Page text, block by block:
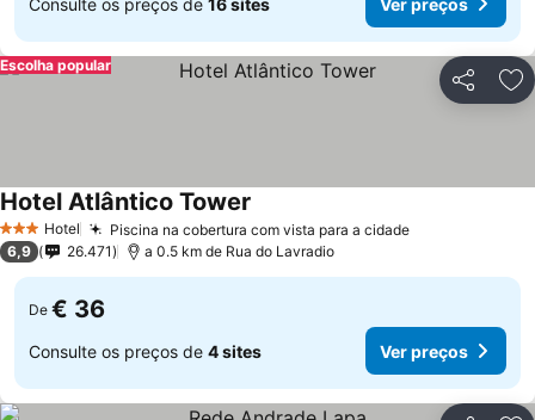
Partilhar
Escolha popular
3 EstrelasHotel Piscina na cobertura com vista para a cidade
Hotel Atlântico Tower
6,9 26.471 a 0.5 km de Rua do Lavradio
De € 36
Consulte os preços de 4 sites Ver preços